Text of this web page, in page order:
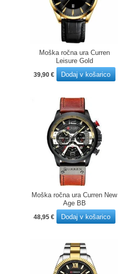
Moška ročna ura Curren
Leisure Gold
39,90 € Dodaj v košarico
Moška ročna ura Curren New
Age BB
48,95 € Dodaj v košarico